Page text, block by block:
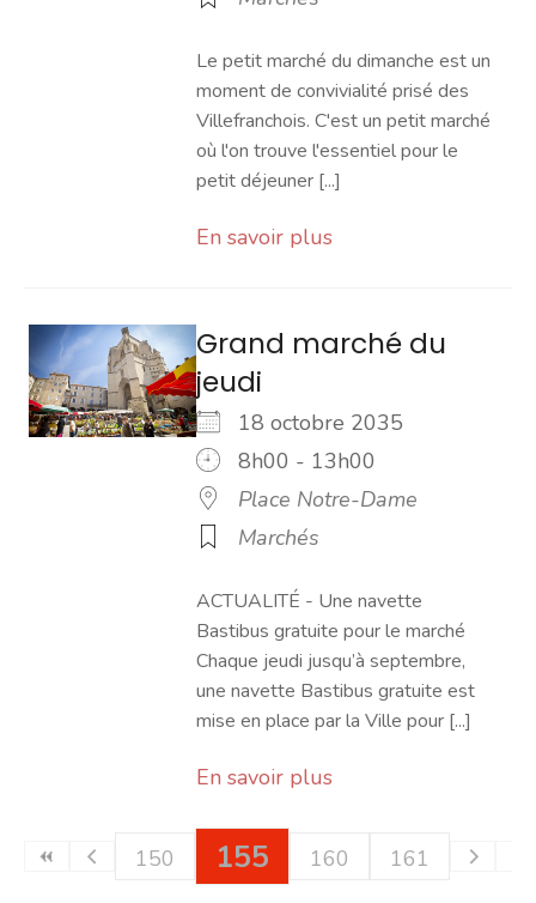
Le petit marché du dimanche est un
moment de convivialité prisé des
Villefranchois. C'est un petit marché
où l'on trouve l'essentiel pour le
petit déjeuner [...]
En savoir plus
Grand marché du
jeudi
18 octobre 2035
8h00 - 13h00
Place Notre-Dame
Marchés
ACTUALITÉ - Une navette
Bastibus gratuite pour le marché
Chaque jeudi jusqu’à septembre,
une navette Bastibus gratuite est
mise en place par la Ville pour [...]
En savoir plus
150 151 152 153
155 156 157 158 159
160 161